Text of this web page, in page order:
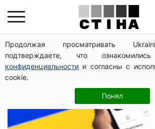
Продолжая просматривать
подтверждаете, что
конфиденциальности и согласны с
cookie.
Понял
авто